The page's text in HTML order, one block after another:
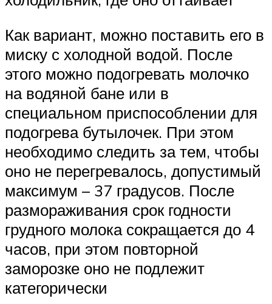
Как вариант, можно поставить его в
миску с холодной водой. После
этого можно подогревать молочко
на водяной бане или в
специальном приспособлении для
подогрева бутылочек. При этом
необходимо следить за тем, чтобы
оно не перегревалось, допустимый
максимум – 37 градусов. После
размораживания срок годности
грудного молока сокращается до 4
часов, при этом повторной
заморозке оно не подлежит
категорически